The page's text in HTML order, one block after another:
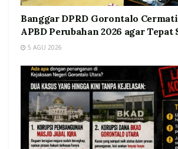
Banggar DPRD Gorontalo
APBD Perubahan 2026 agar Tepat
5 AGU 2026